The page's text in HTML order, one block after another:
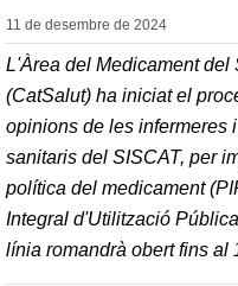
11 de desembre de 2024
L'Àrea del Medicament
(CatSalut) ha iniciat el
opinions de les infermeres
sanitaris del SISCAT, per
política del medicament
Integral d'Utilització
línia romandrà obert fins al